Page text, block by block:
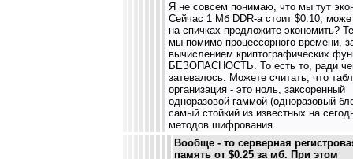
Я не совсем понимаю, что мы тут
Сейчас 1 Мб DDR-а стоит $0.10,
на спичках предложите экономить?
мы помимо процессорного времени,
вычислением криптографических
БЕЗОПАСНОСТЬ. То есть то, ради
затевалось. Можете считать, что
организация - это ноль, заксоренный
одноразовой гаммой (одноразовый
самый стойкий из известных на
методов шифрования.
Вообще - то серверная
память от $0.25 за мб. При этом